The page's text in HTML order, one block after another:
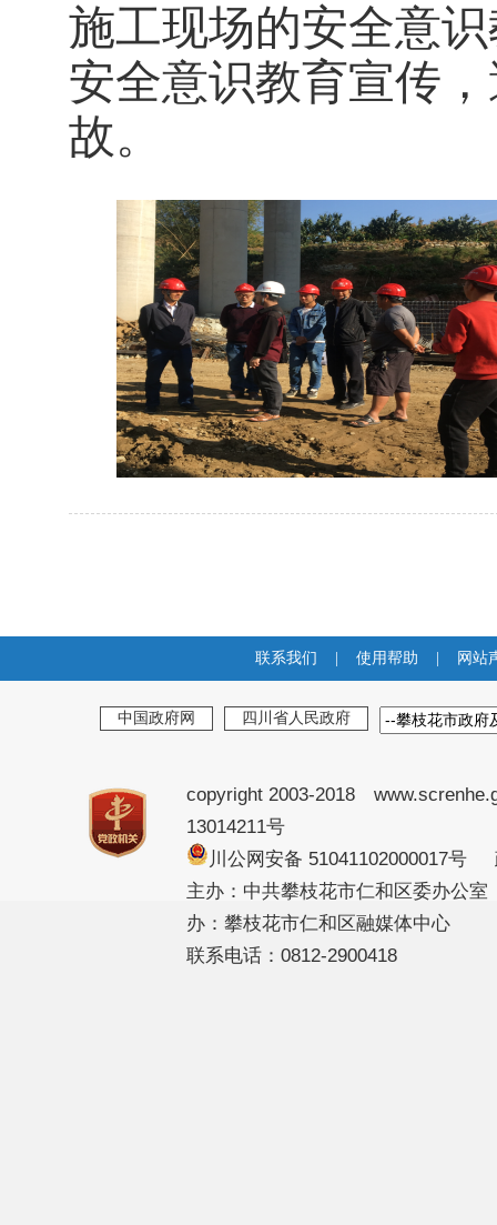
施工现场的安全意
安全意识教育宣传
故。
联系我们 使用帮助 网站
中国政府网 四川省人民政府
copyright 2003-2018
13014211号
川公网安备 51041102000017
主办：中共攀枝花市仁和区委办公
办：攀枝花市仁和区融媒体中心
联系电话：0812-2900418